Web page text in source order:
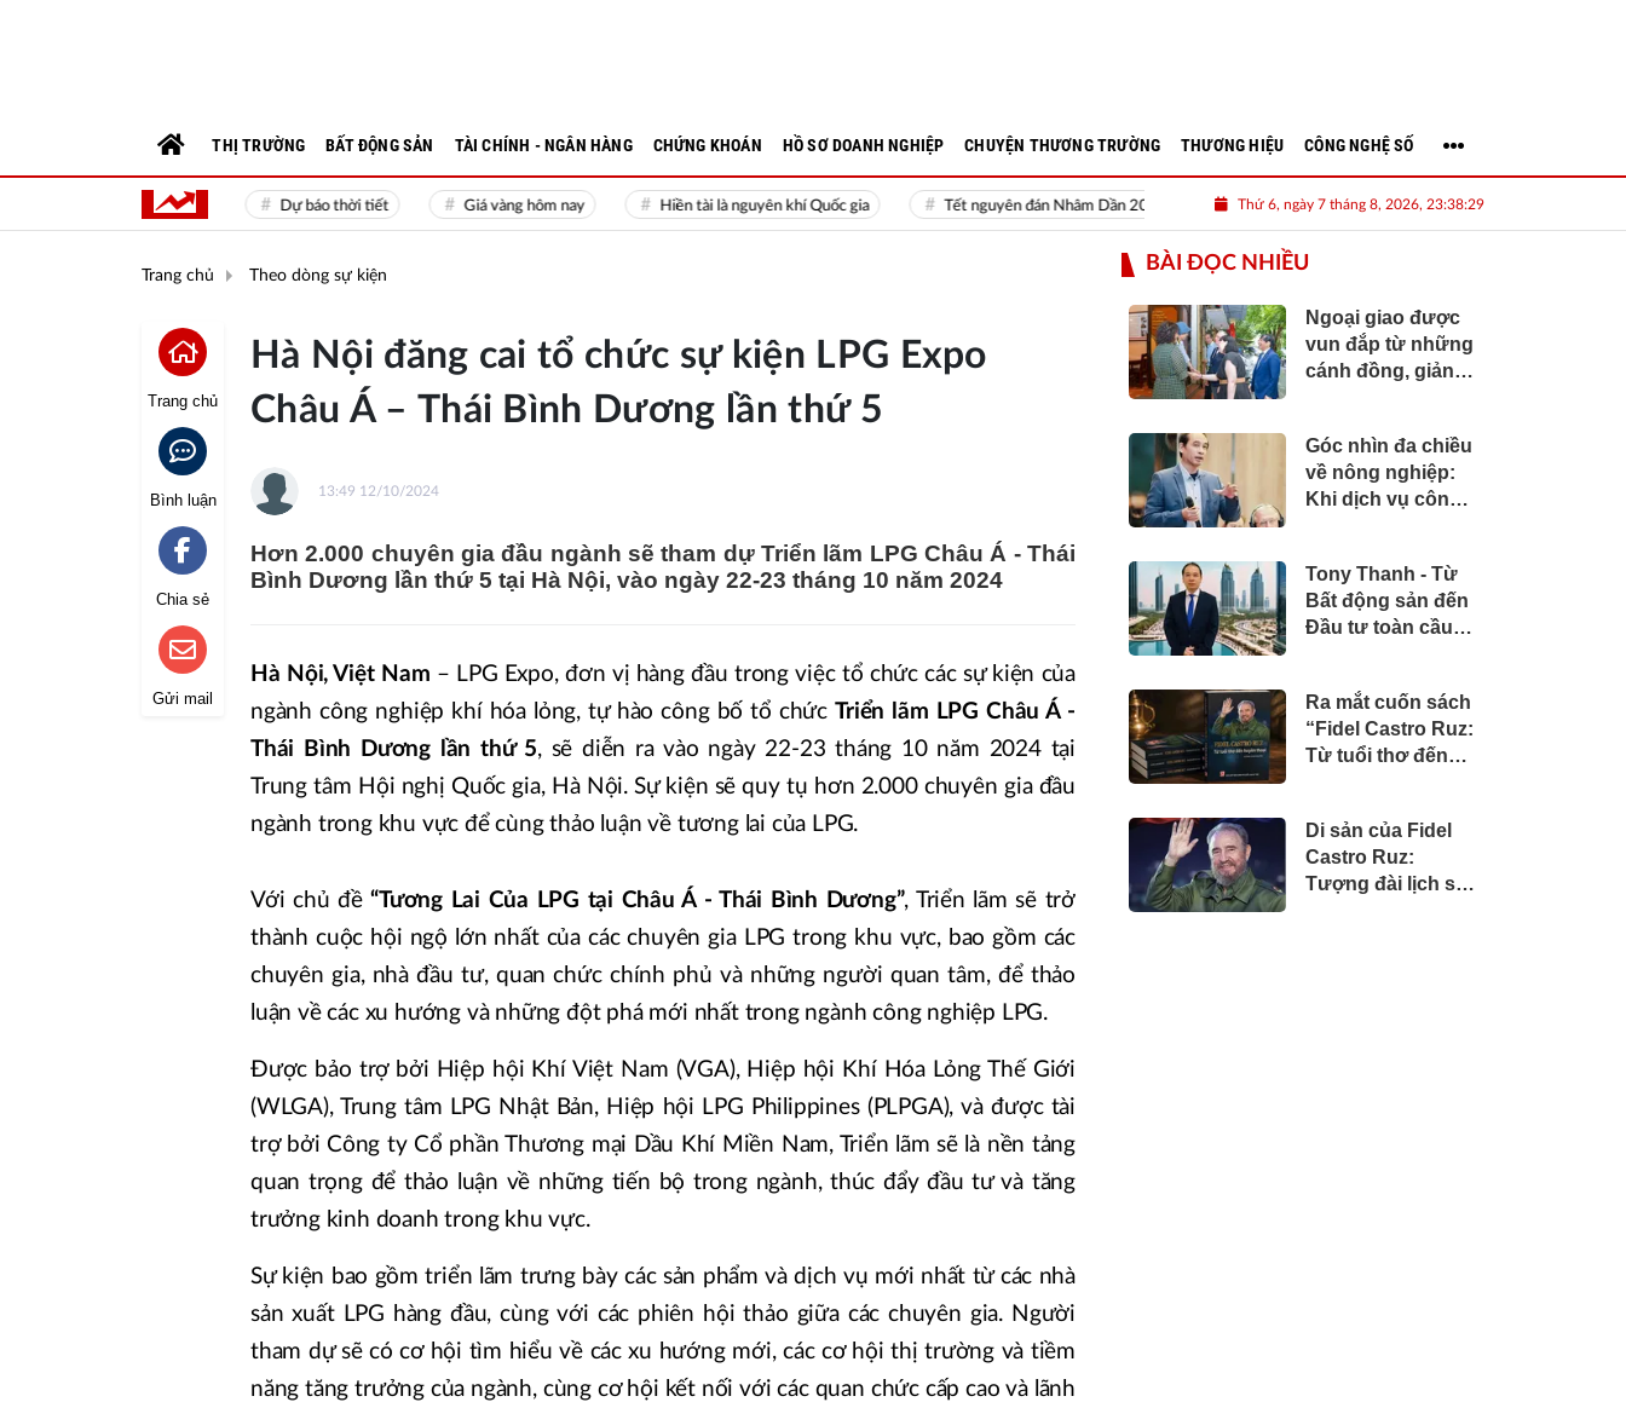
Sea Games 31 Dự báo thời tiết Giá vàng hôm nay Hiền tài là nguyên khí Quốc gia Tết nguyên đán Nhâm Dần 2022 Nguồn nhân lực Việt
Thứ 6, ngày 7 tháng 8, 2026, 23:38:30
THỊ TRƯỜNG BẤT ĐỘNG SẢN TÀI CHÍNH - NGÂN HÀNG CHỨNG KHOÁN HỒ SƠ DOANH NGHIỆP CHUYỆN THƯƠNG TRƯỜNG THƯƠNG HIỆU CÔNG NGHỆ SỐ
Trang chủ Theo dòng sự kiện
Trang chủ
Bình luận
Chia sẻ
Gửi mail
Hà Nội đăng cai tổ chức sự kiện LPG Expo
Châu Á – Thái Bình Dương lần thứ 5
13:49 12/10/2024
Hơn 2.000 chuyên gia đầu ngành sẽ tham dự Triển lãm LPG Châu Á - Thái
Bình Dương lần thứ 5 tại Hà Nội, vào ngày 22-23 tháng 10 năm 2024
Hà Nội, Việt Nam – LPG Expo, đơn vị hàng đầu trong việc tổ chức các sự kiện của
ngành công nghiệp khí hóa lỏng, tự hào công bố tổ chứcTriển lãm LPG Châu Á -
Thái Bình Dương lần thứ 5, sẽ diễn ra vào ngày 22-23 tháng 10 năm 2024 tại
Trung tâm Hội nghị Quốc gia, Hà Nội. Sự kiện sẽ quy tụ hơn 2.000 chuyên gia đầu
ngành trong khu vực để cùng thảo luận về tương lai của LPG.
Với chủ đề“Tương Lai Của LPG tại Châu Á - Thái Bình Dương”, Triển lãm sẽ trở
thành cuộc hội ngộ lớn nhất của các chuyên gia LPG trong khu vực, bao gồm các
chuyên gia, nhà đầu tư, quan chức chính phủ và những người quan tâm, để thảo
luận về các xu hướng và những đột phá mới nhất trong ngành công nghiệp LPG.
Được bảo trợ bởi Hiệp hội Khí Việt Nam (VGA), Hiệp hội Khí Hóa Lỏng Thế Giới
(WLGA), Trung tâm LPG Nhật Bản, Hiệp hội LPG Philippines (PLPGA), và được tài
trợ bởi Công ty Cổ phần Thương mại Dầu Khí Miền Nam, Triển lãm sẽ là nền tảng
quan trọng để thảo luận về những tiến bộ trong ngành, thúc đẩy đầu tư và tăng
trưởng kinh doanh trong khu vực.
Sự kiện bao gồm triển lãm trưng bày các sản phẩm và dịch vụ mới nhất từ các nhà
sản xuất LPG hàng đầu, cùng với các phiên hội thảo giữa các chuyên gia. Người
tham dự sẽ có cơ hội tìm hiểu về các xu hướng mới, các cơ hội thị trường và tiềm
năng tăng trưởng của ngành, cùng cơ hội kết nối với các quan chức cấp cao và lãnh
BÀI ĐỌC NHIỀU
Ngoại giao được
vun đắp từ những
cánh đồng, giảng
Góc nhìn đa chiều
về nông nghiệp:
Khi dịch vụ công
Tony Thanh - Từ
Bất động sản đến
Đầu tư toàn cầu:
giá trị của một
doanh nhân Việt
tại Úc
Ra mắt cuốn sách
“Fidel Castro Ruz:
Từ tuổi thơ đến
Di sản của Fidel
Castro Ruz:
Tượng đài lịch sử,